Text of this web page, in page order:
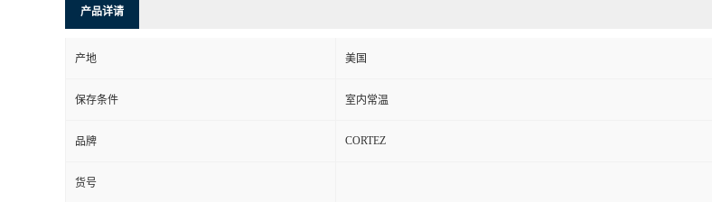
产品详请
产地 美国
保存条件 室内常温
品牌 CORTEZ
货号